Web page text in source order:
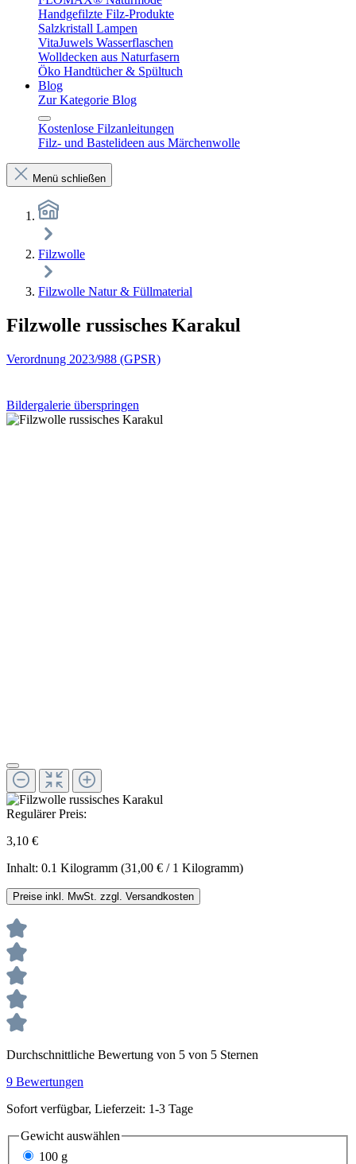
Handgefilzte Filz-Produkte
Salzkristall Lampen
VitaJuwels Wasserflaschen
Wolldecken aus Naturfasern
Öko Handtücher & Spültuch
Blog
Zur Kategorie Blog
Kostenlose Filzanleitungen
Filz- und Bastelideen aus Märchenwolle
Menü schließen
Filzwolle
Filzwolle Natur & Füllmaterial
Filzwolle russisches Karakul
Verordnung 2023/988 (GPSR)
Bildergalerie überspringen
Regulärer Preis:
3,10 €
Inhalt: 0.1 Kilogramm (31,00 € / 1 Kilogramm)
Preise inkl. MwSt. zzgl. Versandkosten
Durchschnittliche Bewertung von 5 von 5 Sternen
9 Bewertungen
Sofort verfügbar, Lieferzeit: 1-3 Tage
Gewicht auswählen
100 g